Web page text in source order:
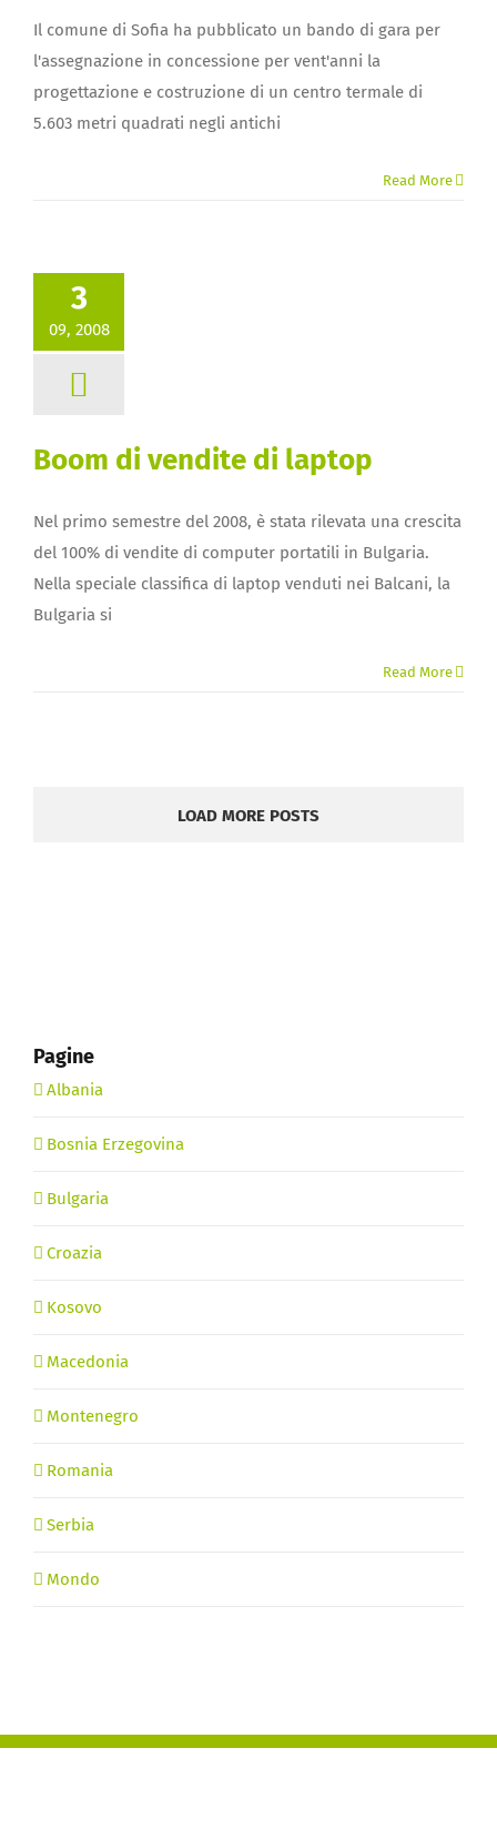
Il comune di Sofia ha pubblicato un bando di gara per
l'assegnazione in concessione per vent'anni la
progettazione e costruzione di un centro termale di
5.603 metri quadrati negli antichi
Read More
3
09, 2008
Boom di vendite di laptop
Nel primo semestre del 2008, è stata rilevata una crescita
del 100% di vendite di computer portatili in Bulgaria.
Nella speciale classifica di laptop venduti nei Balcani, la
Bulgaria si
Read More
LOAD MORE POSTS
Pagine
Albania
Bosnia Erzegovina
Bulgaria
Croazia
Kosovo
Macedonia
Montenegro
Romania
Serbia
Mondo